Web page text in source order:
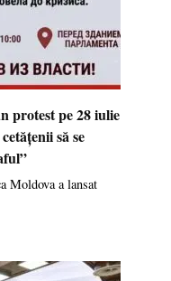
protest pe 28 iulie
să se
Moldova a lansat